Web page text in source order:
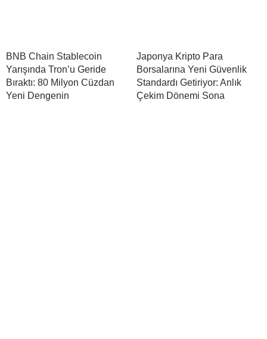
BNB Chain Stablecoin
Yarışında Tron’u Geride
Bıraktı: 80 Milyon Cüzdan
Yeni Dengenin
Japonya Kripto Para
Borsalarına Yeni Güvenlik
Standardı Getiriyor: Anlık
Çekim Dönemi Sona